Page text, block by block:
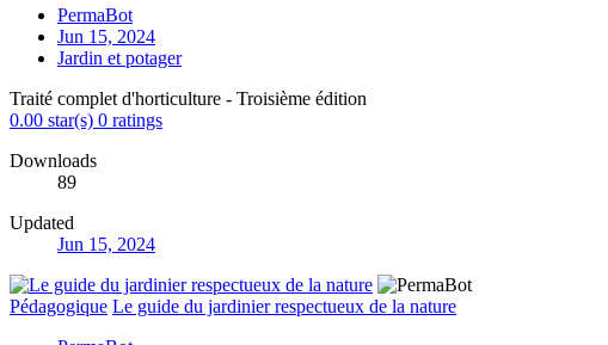
PermaBot
Jun 15, 2024
Jardin et potager
Traité complet d'horticulture - Troisième édition
0.00 star(s) 0 ratings
Downloads
89
Updated
Jun 15, 2024
Pédagogique Le guide du jardinier respectueux de la nature